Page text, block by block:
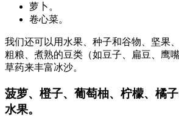
萝卜。
卷心菜。
我们还可以用水果、种子和谷物、坚果
粗粮、煮熟的豆类（如豆子、扁豆、鹰
草药来丰富冰沙。
菠萝、橙子、葡萄柚、柠檬、橘
水果。